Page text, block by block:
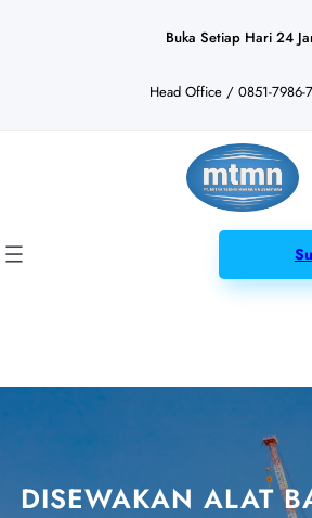
Buka Setiap Hari 24
Head Office / 0851-7986-
DISEWAKAN ALAT